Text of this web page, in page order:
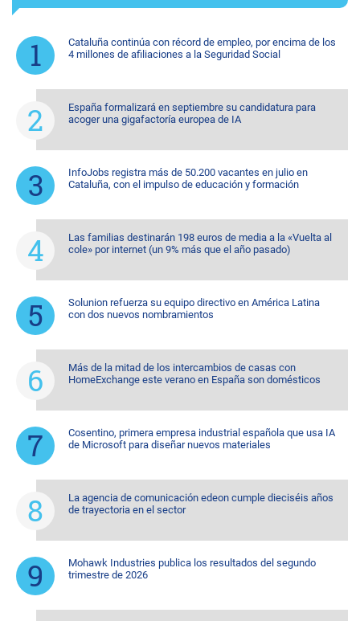
Cataluña continúa con récord de empleo, por encima de los
4 millones de afiliaciones a la Seguridad Social
España formalizará en septiembre su candidatura para
acoger una gigafactoría europea de IA
InfoJobs registra más de 50.200 vacantes en julio en
Cataluña, con el impulso de educación y formación
Las familias destinarán 198 euros de media a la «Vuelta al
cole» por internet (un 9% más que el año pasado)
Solunion refuerza su equipo directivo en América Latina
con dos nuevos nombramientos
Más de la mitad de los intercambios de casas con
HomeExchange este verano en España son domésticos
Cosentino, primera empresa industrial española que usa IA
de Microsoft para diseñar nuevos materiales
La agencia de comunicación edeon cumple dieciséis años
de trayectoria en el sector
Mohawk Industries publica los resultados del segundo
trimestre de 2026